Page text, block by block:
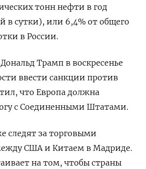
тонн нефти в год
в сутки), или 6,4% от общего
в России.
Трамп в воскресенье
ввести санкции против
что Европа должна
с Соединенными Штатами.
следят за торговыми
США и Китаем в Мадриде.
на том, чтобы страны